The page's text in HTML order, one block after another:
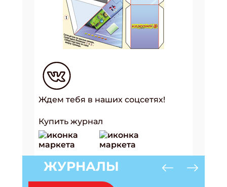
Ждем тебя в наших соцсетях!
Купить журнал
ЖУРНАЛЫ